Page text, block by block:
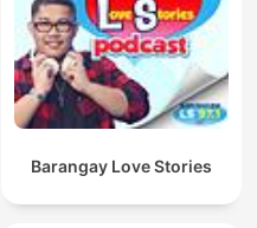
Barangay Love Stories